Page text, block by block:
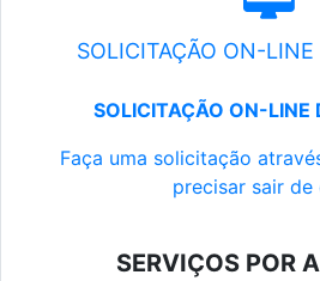
SOLICITAÇÃO ON-LINE
SOLICITAÇÃO ON-LINE
Faça uma solicitação
precisar sair de
SERVIÇOS POR